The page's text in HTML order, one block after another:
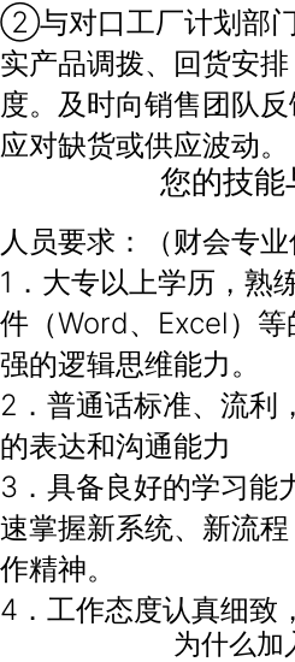
②与对口工厂计划部
实产品调拨、回货安
度。及时向销售团队
应对缺货或供应波动。
您的技能
人员要求：（财会专业
1．大专以上学历，熟
件（Word、Excel）
强的逻辑思维能力。
2．普通话标准、流利
的表达和沟通能力
3．具备良好的学习能
速掌握新系统、新流
作精神。
4．工作态度认真细致
为什么加